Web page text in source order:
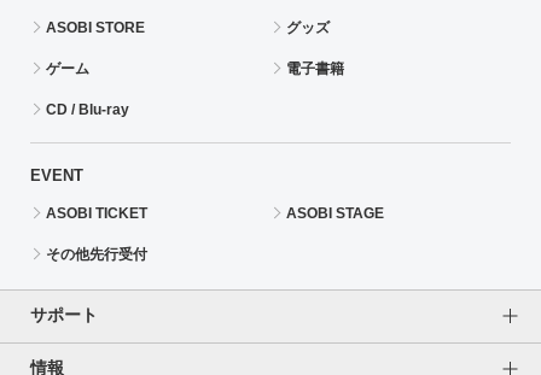
ASOBI STORE グッズ
ゲーム 電子書籍
CD / Blu-ray
EVENT
ASOBI TICKET ASOBI STAGE
その他先行受付
サポート
情報